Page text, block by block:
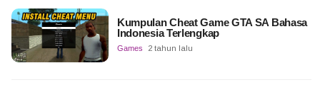
Kumpulan Cheat Game GTA SA Bahasa
Indonesia Terlengkap
Games 2 tahun lalu